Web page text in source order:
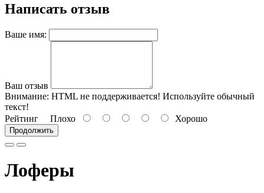
Написать отзыв
Ваше имя:
Ваш отзыв
Внимание: HTML не поддерживается! Используйте обычный
текст!
Рейтинг Плохо Хорошо
Продолжить
Лоферы